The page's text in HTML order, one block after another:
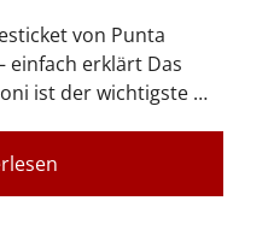
von Punta
einfach erklärt Das
ist der wichtigste …